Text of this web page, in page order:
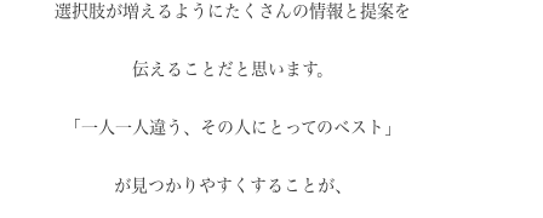
選択肢が増えるように たくさんの情報と提案を
伝えることだと思います。
「一人一人違う、その人にとってのベスト」
が見つかりやすくすることが、